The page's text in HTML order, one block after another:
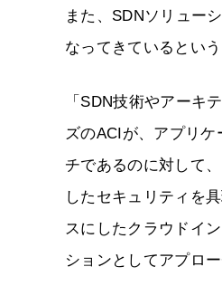
また、SDNソリュー
なってきているという
「SDN技術やアーキ
ズのACIが、アプリ
チであるのに対して
したセキュリティを
スにしたクラウドイ
ションとしてアプロー